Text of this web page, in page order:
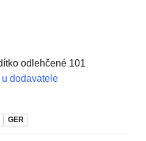
odlehčené 101
dodavatele
GER